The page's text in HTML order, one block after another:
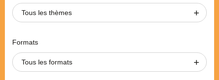
Tous les thèmes
Formats
Tous les formats